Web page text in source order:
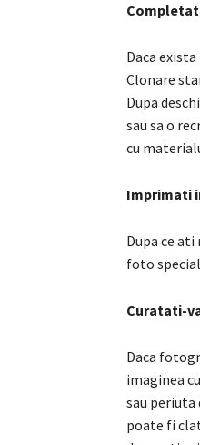
Daca
Clonare
Dupa
sau sa o
cu
Imprimati
Dupa ce
foto
Curatati-
Daca
imaginea
sau periuta
poate fi